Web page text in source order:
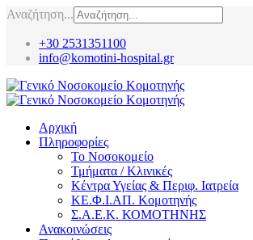
Αναζήτηση...
+30 2531351100
info@komotini-hospital.gr
Αρχική
Πληροφορίες
Το Νοσοκομείο
Τμήματα / Κλινικές
Κέντρα Υγείας & Περιφ. Ιατρεία
ΚΕ.Φ.Ι.ΑΠ. Κομοτηνής
Σ.Α.Ε.Κ. ΚΟΜΟΤΗΝΗΣ
Ανακοινώσεις